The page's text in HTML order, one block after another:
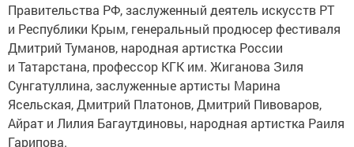
Правительства РФ, заслуженный деятель искусств РТ
и Республики Крым, генеральный продюсер фестиваля
Дмитрий Туманов, народная артистка России
и Татарстана, профессор КГК им. Жиганова Зиля
Сунгатуллина, заслуженные артисты Марина
Ясельская, Дмитрий Платонов, Дмитрий Пивоваров,
Айрат и Лилия Багаутдиновы, народная артистка Раиля
Гарипова.